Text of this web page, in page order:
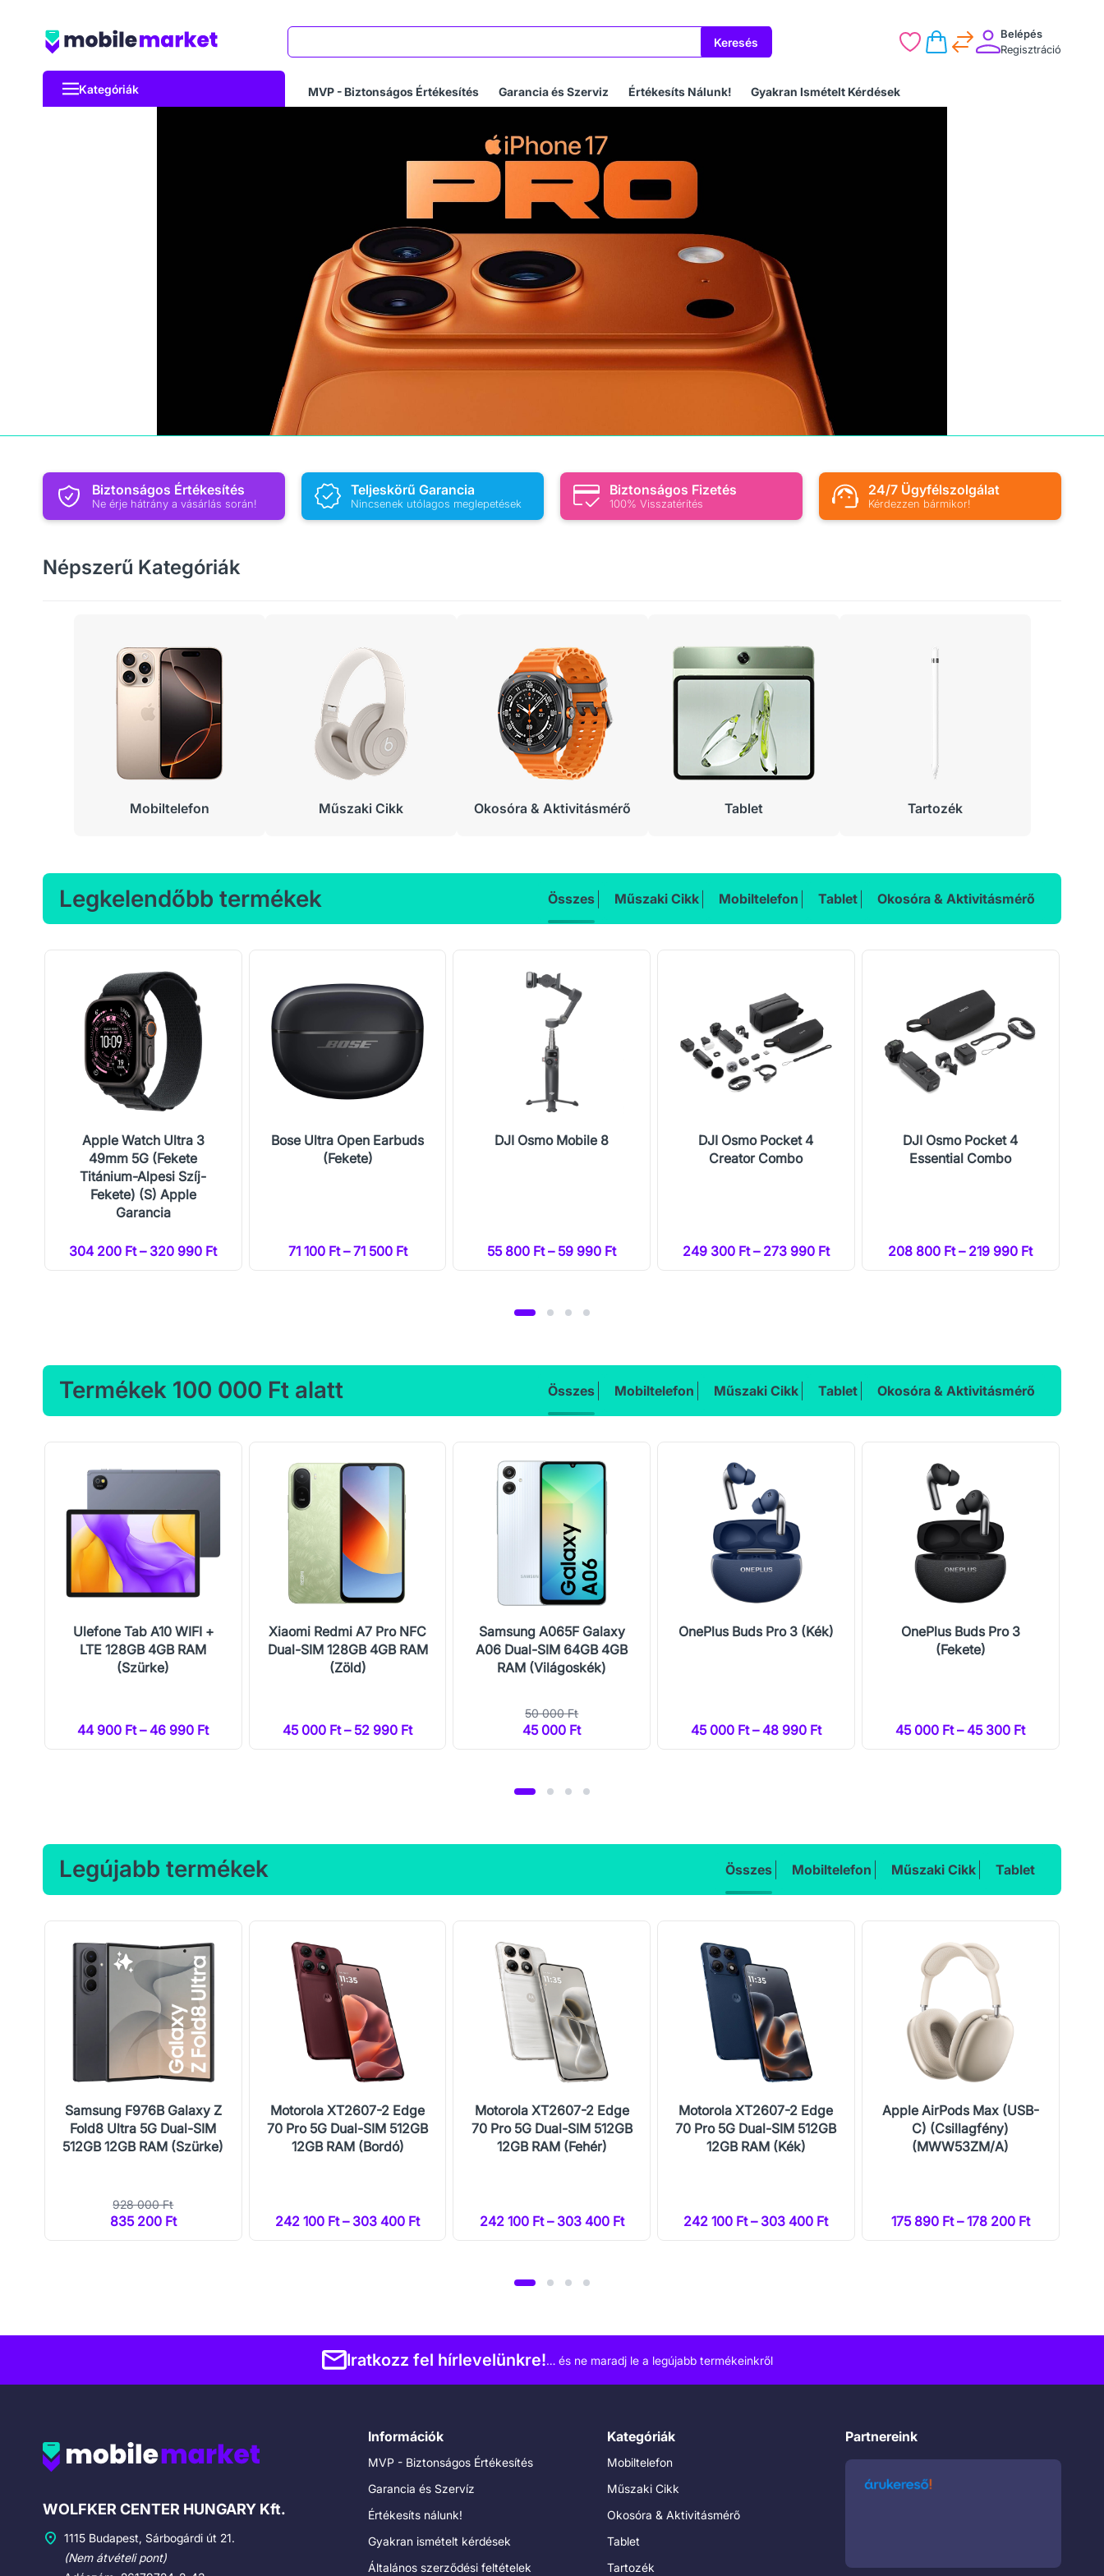
Keresés
Belépés
Regisztráció
Kategóriák MVP - Biztonságos Értékesítés Garancia és Szerviz Értékesíts Nálunk! Gyakran Ismételt Kérdések
Biztonságos Értékesítés
Ne érje hátrány a vásárlás során!
Teljeskörű Garancia
Nincsenek utólagos meglepetések
Biztonságos Fizetés
100% Visszatérítés
24/7 Ügyfélszolgálat
Kérdezzen bármikor!
Népszerű Kategóriák
Mobiltelefon Műszaki Cikk Okosóra & Aktivitásmérő Tablet Tartozék
Legkelendőbb termékek Összes Műszaki Cikk Mobiltelefon Tablet Okosóra & Aktivitásmérő
Apple Watch Ultra 3
49mm 5G (Fekete
Titánium-Alpesi Szíj-
Fekete) (S) Apple
Garancia
304 200 Ft – 320 990 Ft
Bose Ultra Open Earbuds
(Fekete)
71 100 Ft – 71 500 Ft
DJI Osmo Mobile 8
55 800 Ft – 59 990 Ft
DJI Osmo Pocket 4
Creator Combo
249 300 Ft – 273 990 Ft
DJI Osmo Pocket 4
Essential Combo
208 800 Ft – 219 990 Ft
Termékek 100 000 Ft alatt Összes Mobiltelefon Műszaki Cikk Tablet Okosóra & Aktivitásmérő
Ulefone Tab A10 WIFI +
LTE 128GB 4GB RAM
(Szürke)
44 900 Ft – 46 990 Ft
Xiaomi Redmi A7 Pro NFC
Dual-SIM 128GB 4GB RAM
(Zöld)
45 000 Ft – 52 990 Ft
Samsung A065F Galaxy
A06 Dual-SIM 64GB 4GB
RAM (Világoskék)
50 000 Ft
45 000 Ft
OnePlus Buds Pro 3 (Kék)
45 000 Ft – 48 990 Ft
OnePlus Buds Pro 3
(Fekete)
45 000 Ft – 45 300 Ft
Legújabb termékek Összes Mobiltelefon Műszaki Cikk Tablet
Samsung F976B Galaxy Z
Fold8 Ultra 5G Dual-SIM
512GB 12GB RAM (Szürke)
928 000 Ft
835 200 Ft
Motorola XT2607-2 Edge
70 Pro 5G Dual-SIM 512GB
12GB RAM (Bordó)
242 100 Ft – 303 400 Ft
Motorola XT2607-2 Edge
70 Pro 5G Dual-SIM 512GB
12GB RAM (Fehér)
242 100 Ft – 303 400 Ft
Motorola XT2607-2 Edge
70 Pro 5G Dual-SIM 512GB
12GB RAM (Kék)
242 100 Ft – 303 400 Ft
Apple AirPods Max (USB-
C) (Csillagfény)
(MWW53ZM/A)
175 890 Ft – 178 200 Ft
Iratkozz fel hírlevelünkre!… és ne maradj le a legújabb termékeinkről
Cégadatok
WOLFKER CENTER HUNGARY Kft.
1115 Budapest, Sárbogárdi út 21.
(Nem átvételi pont)
Információk
MVP - Biztonságos Értékesítés
Garancia és Szervíz
Értékesíts nálunk!
Gyakran ismételt kérdések
Általános szerződési feltételek
Kategóriák
Mobiltelefon
Műszaki Cikk
Okosóra & Aktivitásmérő
Tablet
Tartozék
Partnereink